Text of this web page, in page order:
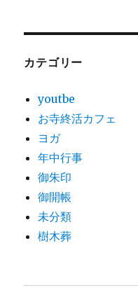
カテゴリー
youtbe
お寺終活カフェ
ヨガ
年中行事
御朱印
御開帳
未分類
樹木葬